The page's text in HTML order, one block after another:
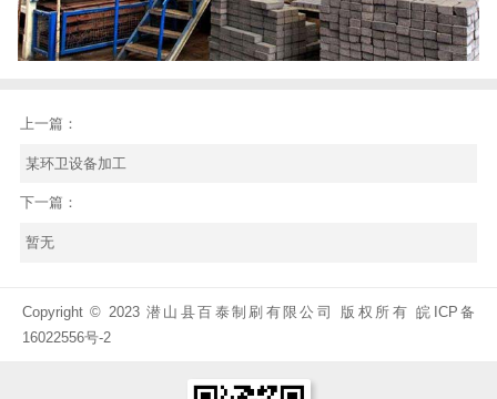
上一篇：
某环卫设备加工
下一篇：
暂无
Copyright © 2023 潜山县百泰制刷有限公司 版权所有皖ICP备
16022556号-2